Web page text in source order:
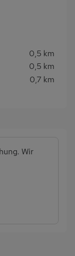
0,5 km
0,5 km
0,7 km
Wir